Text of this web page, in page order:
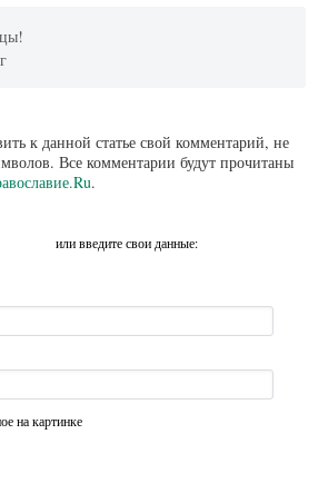
к данной статье свой комментарий, не
Все комментарии будут прочитаны
.
или введите свои данные:
на картинке